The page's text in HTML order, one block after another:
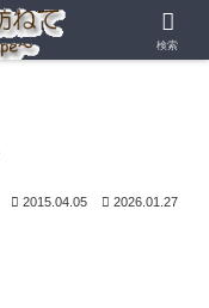
2015.04.05 2026.01.27
検索